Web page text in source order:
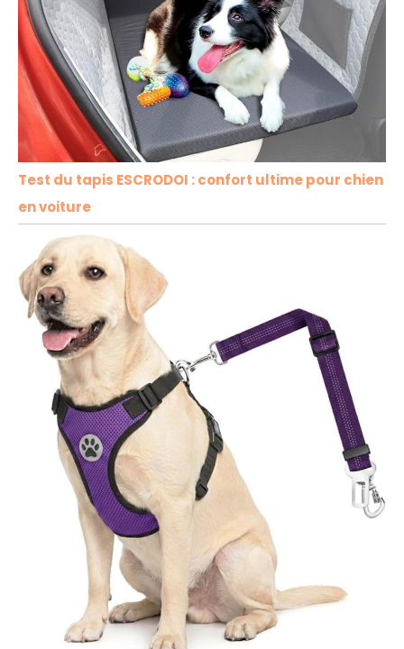
Test du tapis ESCRODOI : confort ultime pour chien
en voiture